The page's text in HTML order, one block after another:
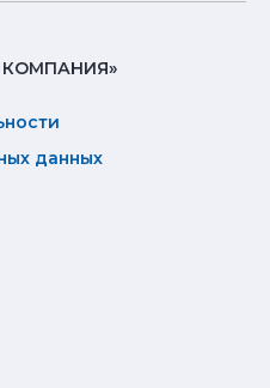
КОМПАНИЯ»
данных